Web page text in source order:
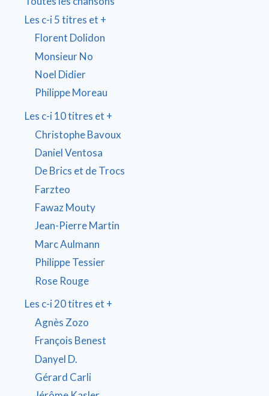
Les c-i 5 titres et +
Florent Dolidon
Monsieur No
Noel Didier
Philippe Moreau
Les c-i 10 titres et +
Christophe Bavoux
Daniel Ventosa
De Brics et de Trocs
Farzteo
Fawaz Mouty
Jean-Pierre Martin
Marc Aulmann
Philippe Tessier
Rose Rouge
Les c-i 20 titres et +
Agnès Zozo
François Benest
Danyel D.
Gérard Carli